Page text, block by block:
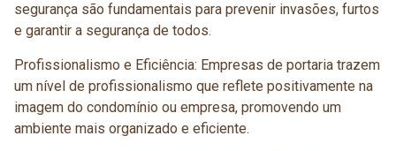
segurança são fundamentais para prevenir invasões, furtos
e garantir a segurança de todos.
Profissionalismo e Eficiência: Empresas de portaria trazem
um nível de profissionalismo que reflete positivamente na
imagem do condomínio ou empresa, promovendo um
ambiente mais organizado e eficiente.